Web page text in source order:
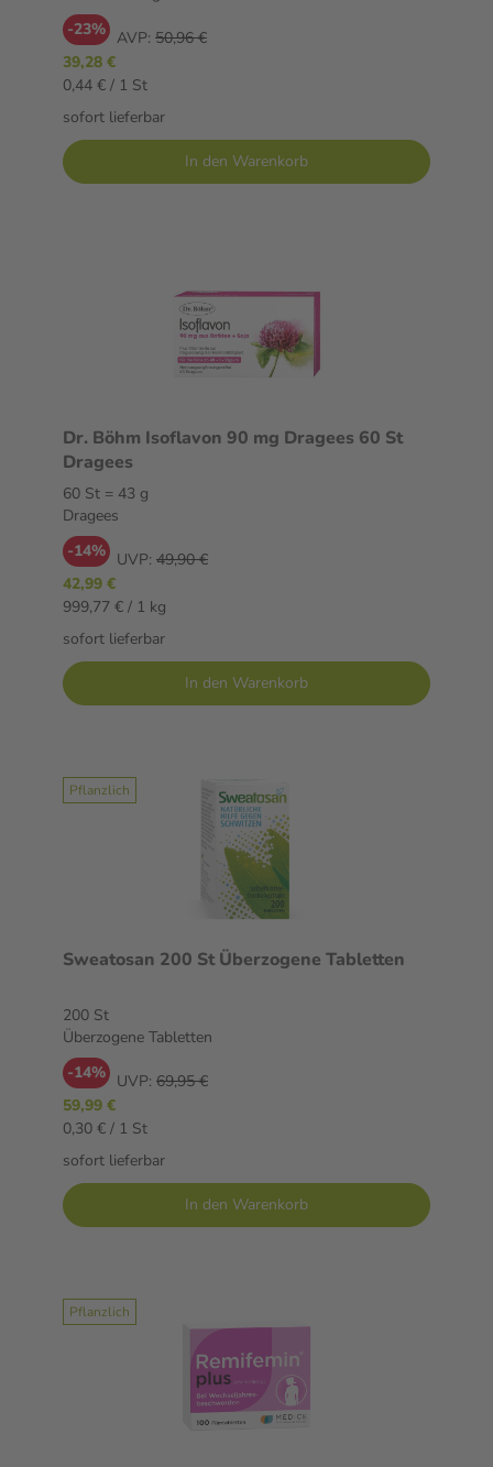
-23% AVP: 50,96 €
39,28 €
0,44 € / 1 St
sofort lieferbar
In den Warenkorb
Dr. Böhm Isoflavon 90 mg Dragees 60 St
Dragees
60 St = 43 g
Dragees
-14% UVP: 49,90 €
42,99 €
999,77 € / 1 kg
sofort lieferbar
In den Warenkorb
Pflanzlich
Sweatosan 200 St Überzogene Tabletten
200 St
Überzogene Tabletten
-14% UVP: 69,95 €
59,99 €
0,30 € / 1 St
sofort lieferbar
In den Warenkorb
Pflanzlich